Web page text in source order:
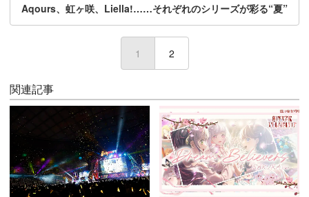
Aqours、虹ヶ咲、Liella!……それぞれのシリーズが彩る“夏”
1 (current)
2
関連記事